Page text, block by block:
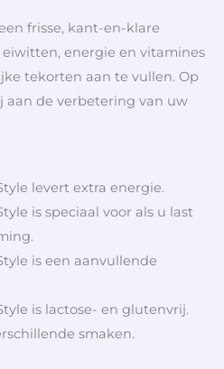
frisse, kant-en-klare
energie en vitamines
tekorten aan te vullen. Op
aan de verbetering van uw
levert extra energie.
is speciaal voor als u last
is een aanvullende
is lactose- en glutenvrij.
smaken.